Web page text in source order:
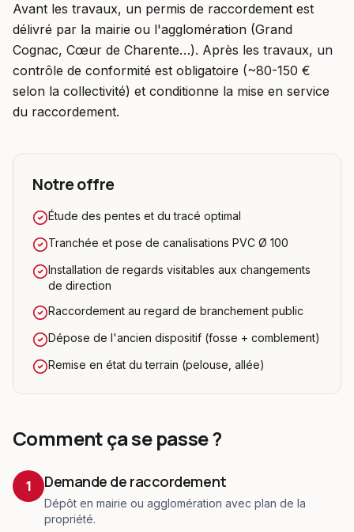
Avant les travaux, un permis de raccordement est
délivré par la mairie ou l'agglomération (Grand
Cognac, Cœur de Charente…). Après les travaux, un
contrôle de conformité est obligatoire (~80-150 €
selon la collectivité) et conditionne la mise en service
du raccordement.
Notre offre
Étude des pentes et du tracé optimal
Tranchée et pose de canalisations PVC Ø 100
Installation de regards visitables aux changements
de direction
Raccordement au regard de branchement public
Dépose de l'ancien dispositif (fosse + comblement)
Remise en état du terrain (pelouse, allée)
Comment ça se passe ?
1 Demande de raccordement
Dépôt en mairie ou agglomération avec plan de la
propriété.